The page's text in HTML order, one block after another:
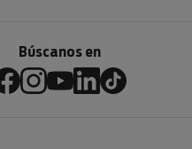
Búscanos en